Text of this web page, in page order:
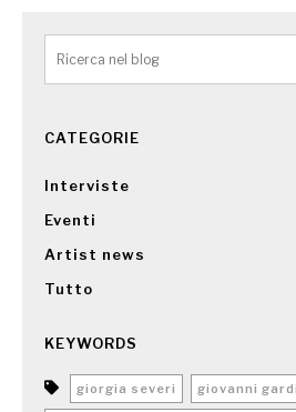
CATEGORIE
Interviste
Eventi
Artist news
Tutto
KEYWORDS
giorgia severi giovanni